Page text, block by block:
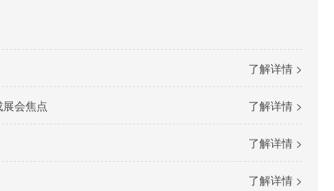
了解详情 >
了解详情 >
会焦点
了解详情 >
了解详情 >